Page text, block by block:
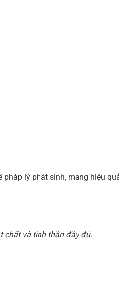
lý phát sinh, mang hiệu
chất và tinh thần đầy đủ.